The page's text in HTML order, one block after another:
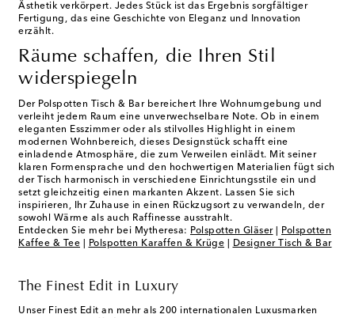
Ästhetik verkörpert. Jedes Stück ist das Ergebnis sorgfältiger
Fertigung, das eine Geschichte von Eleganz und Innovation
erzählt.
Räume schaffen, die Ihren Stil
widerspiegeln
Der Polspotten Tisch & Bar bereichert Ihre Wohnumgebung und
verleiht jedem Raum eine unverwechselbare Note. Ob in einem
eleganten Esszimmer oder als stilvolles Highlight in einem
modernen Wohnbereich, dieses Designstück schafft eine
einladende Atmosphäre, die zum Verweilen einlädt. Mit seiner
klaren Formensprache und den hochwertigen Materialien fügt sich
der Tisch harmonisch in verschiedene Einrichtungsstile ein und
setzt gleichzeitig einen markanten Akzent. Lassen Sie sich
inspirieren, Ihr Zuhause in einen Rückzugsort zu verwandeln, der
sowohl Wärme als auch Raffinesse ausstrahlt.
Entdecken Sie mehr bei Mytheresa: Polspotten Gläser|
Polspotten
Kaffee & Tee
Polspotten Karaffen & Krüge Designer Tisch & Bar
The Finest Edit in Luxury
Unser Finest Edit an mehr als 200 internationalen Luxusmarken